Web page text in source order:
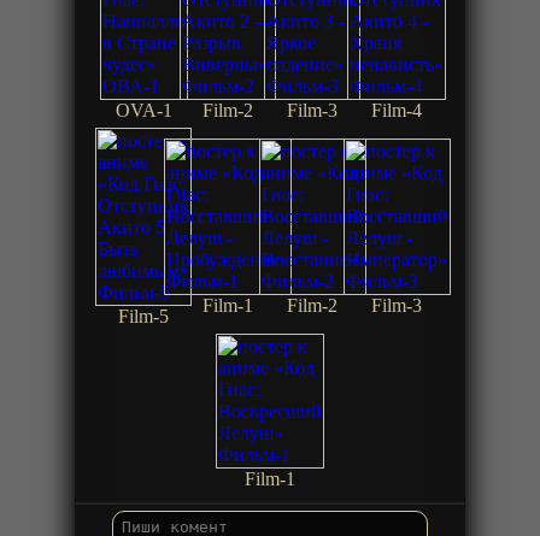
OVA-1 Film-2 Film-3 Film-4
Film-5
Film-1 Film-2 Film-3
Film-1